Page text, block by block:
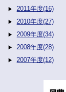
2011年度(16)
2010年度(27)
2009年度(34)
2008年度(28)
2007年度(12)